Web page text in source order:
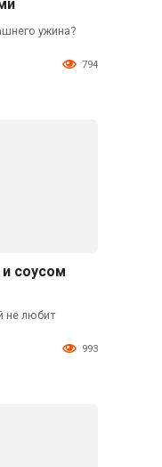
ужина?
794
соусом
не любит
993